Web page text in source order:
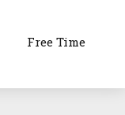
Free Time